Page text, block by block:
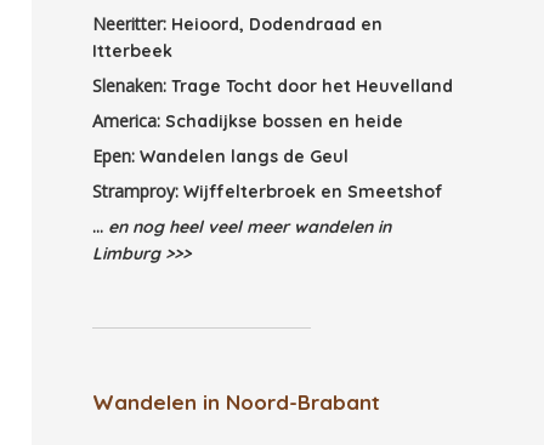
Neeritter: Heioord, Dodendraad en
Itterbeek
Slenaken: Trage Tocht door het Heuvelland
America: Schadijkse bossen en heide
Epen: Wandelen langs de Geul
Stramproy: Wijffelterbroek en Smeetshof
... en nog heel veel meer wandelen in
Limburg >>>
Wandelen in Noord-Brabant